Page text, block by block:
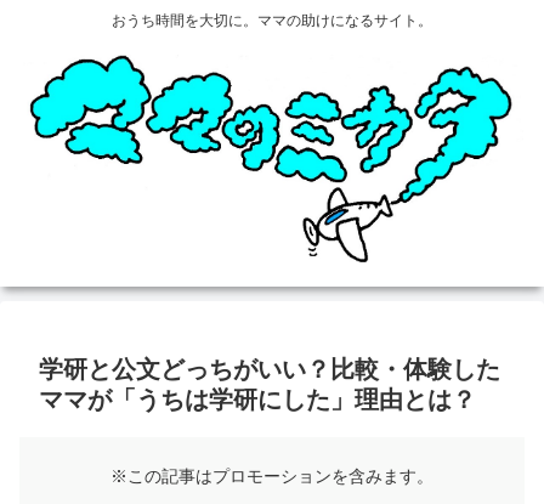
おうち時間を大切に。ママの助けになるサイト。
学研と公文どっちがいい？比較・体験した
ママが「うちは学研にした」理由とは？
※この記事はプロモーションを含みます。